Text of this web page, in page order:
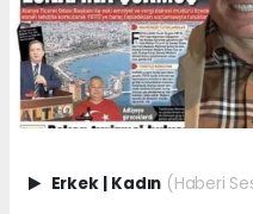
Erkek | Kadın (Haberi